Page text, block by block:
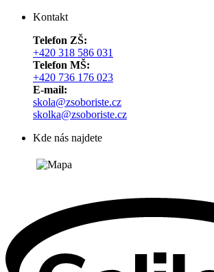
Kontakt
Telefon ZŠ:
+420 318 586 031
Telefon MŠ:
+420 736 176 023
E-mail:
skola@zsoboriste.cz
skolka@zsoboriste.cz
Kde nás najdete